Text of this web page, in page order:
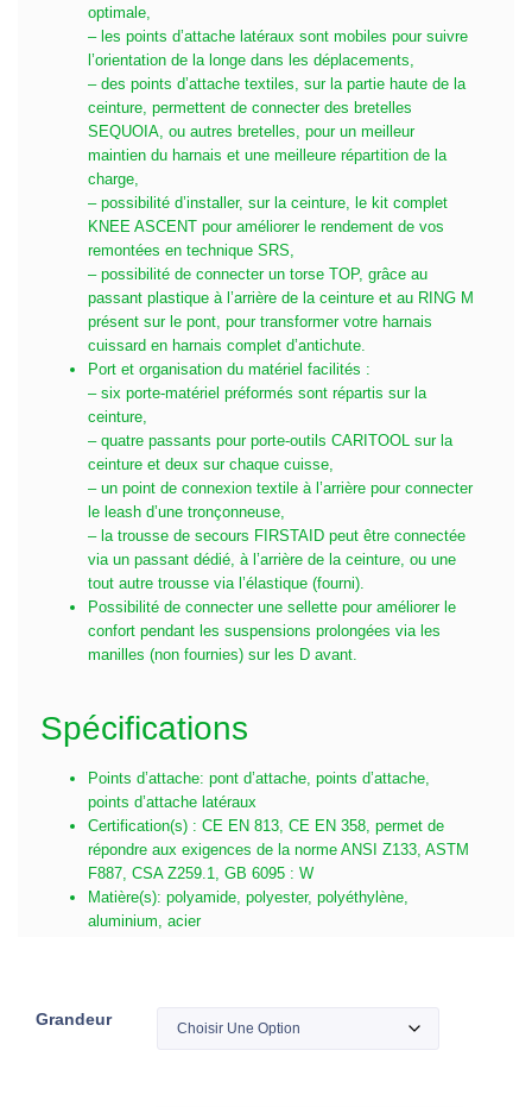
optimale,
– les points d’attache latéraux sont mobiles pour suivre
l’orientation de la longe dans les déplacements,
– des points d’attache textiles, sur la partie haute de la
ceinture, permettent de connecter des bretelles
SEQUOIA, ou autres bretelles, pour un meilleur
maintien du harnais et une meilleure répartition de la
charge,
– possibilité d’installer, sur la ceinture, le kit complet
KNEE ASCENT pour améliorer le rendement de vos
remontées en technique SRS,
– possibilité de connecter un torse TOP, grâce au
passant plastique à l’arrière de la ceinture et au RING M
présent sur le pont, pour transformer votre harnais
cuissard en harnais complet d’antichute.
Port et organisation du matériel facilités :
– six porte-matériel préformés sont répartis sur la
ceinture,
– quatre passants pour porte-outils CARITOOL sur la
ceinture et deux sur chaque cuisse,
– un point de connexion textile à l’arrière pour connecter
le leash d’une tronçonneuse,
– la trousse de secours FIRSTAID peut être connectée
via un passant dédié, à l’arrière de la ceinture, ou une
tout autre trousse via l’élastique (fourni).
Possibilité de connecter une sellette pour améliorer le
confort pendant les suspensions prolongées via les
manilles (non fournies) sur les D avant.
Spécifications
Points d’attache: pont d’attache, points d’attache,
points d’attache latéraux
Certification(s) : CE EN 813, CE EN 358, permet de
répondre aux exigences de la norme ANSI Z133, ASTM
F887, CSA Z259.1, GB 6095 : W
Matière(s): polyamide, polyester, polyéthylène,
aluminium, acier
Grandeur